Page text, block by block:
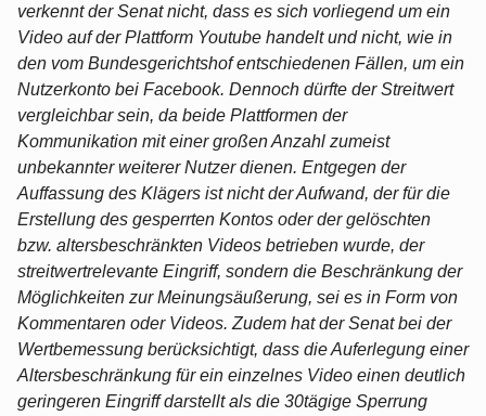
verkennt der Senat nicht, dass es sich vorliegend um ein
Video auf der Plattform Youtube handelt und nicht, wie in
den vom Bundesgerichtshof entschiedenen Fällen, um ein
Nutzerkonto bei Facebook. Dennoch dürfte der Streitwert
vergleichbar sein, da beide Plattformen der
Kommunikation mit einer großen Anzahl zumeist
unbekannter weiterer Nutzer dienen. Entgegen der
Auffassung des Klägers ist nicht der Aufwand, der für die
Erstellung des gesperrten Kontos oder der gelöschten
bzw. altersbeschränkten Videos betrieben wurde, der
streitwertrelevante Eingriff, sondern die Beschränkung der
Möglichkeiten zur Meinungsäußerung, sei es in Form von
Kommentaren oder Videos. Zudem hat der Senat bei der
Wertbemessung berücksichtigt, dass die Auferlegung einer
Altersbeschränkung für ein einzelnes Video einen deutlich
geringeren Eingriff darstellt als die 30tägige Sperrung